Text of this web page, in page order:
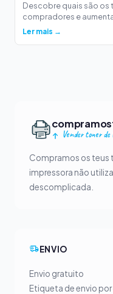
Descobre quais são os
compradores e
Ler mais →
Vender toner de
Compramos os teus
impressora não
descomplicada.
ENVIO
Envio gratuito
Etiqueta de envio